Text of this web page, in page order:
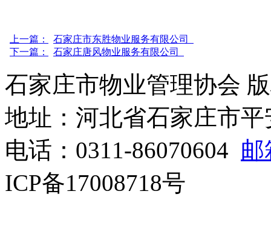
上一篇：
石家庄市东胜物业服务有限公司
下一篇：
石家庄唐风物业服务有限公司
石家庄市物业管理协会
地址：河北省石家庄市
电话：0311-86070604 邮
ICP备17008718号